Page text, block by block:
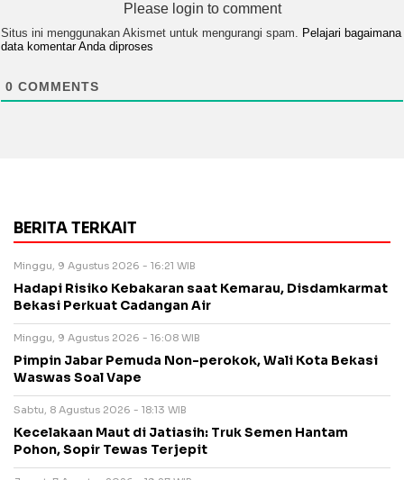
Please login to comment
Situs ini menggunakan Akismet untuk mengurangi spam. Pelajari bagaimana
data komentar Anda diproses
0 COMMENTS
BERITA TERKAIT
Minggu, 9 Agustus 2026 - 16:21 WIB
Hadapi Risiko Kebakaran saat Kemarau, Disdamkarmat
Bekasi Perkuat Cadangan Air
Minggu, 9 Agustus 2026 - 16:08 WIB
Pimpin Jabar Pemuda Non-perokok, Wali Kota Bekasi
Waswas Soal Vape
Sabtu, 8 Agustus 2026 - 18:13 WIB
Kecelakaan Maut di Jatiasih: Truk Semen Hantam
Pohon, Sopir Tewas Terjepit